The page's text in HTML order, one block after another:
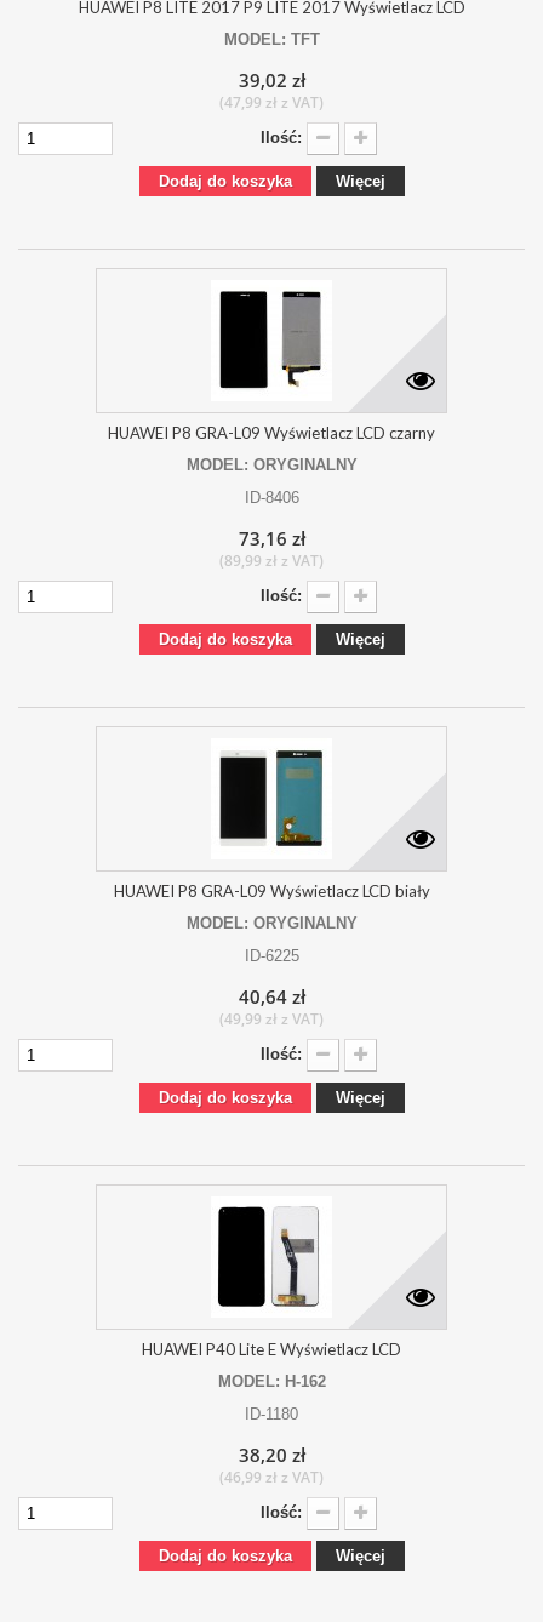
HUAWEI P8 LITE 2017 P9 LITE 2017 Wyświetlacz LCD
MODEL: TFT
39,02 zł
(47,99 zł z VAT)
Ilość:
Dodaj do koszyka Więcej
HUAWEI P8 GRA-L09 Wyświetlacz LCD czarny
MODEL: ORYGINALNY
ID-8406
73,16 zł
(89,99 zł z VAT)
Ilość:
Dodaj do koszyka Więcej
HUAWEI P8 GRA-L09 Wyświetlacz LCD biały
MODEL: ORYGINALNY
ID-6225
40,64 zł
(49,99 zł z VAT)
Ilość:
Dodaj do koszyka Więcej
HUAWEI P40 Lite E Wyświetlacz LCD
MODEL: H-162
ID-1180
38,20 zł
(46,99 zł z VAT)
Ilość:
Dodaj do koszyka Więcej